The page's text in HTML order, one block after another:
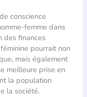
conscience
femme dans
des finances
pourrait non
mais également
meilleure prise en
la population
la société.